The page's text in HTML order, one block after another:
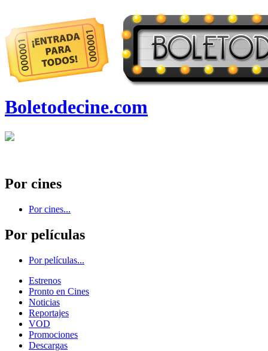
Boletodecine.com
Por cines
Por cines...
Por películas
Por películas...
Estrenos
Pronto en Cines
Noticias
Reportajes
VOD
Promociones
Descargas